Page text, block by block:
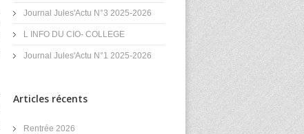
Journal Jules'Actu N°3 2025-2026
L INFO DU CIO- COLLEGE
Journal Jules'Actu N°1 2025-2026
Articles récents
Rentrée 2026